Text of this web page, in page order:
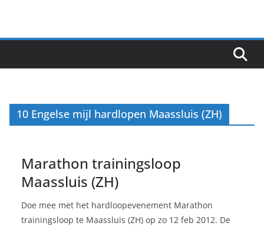
10 Engelse mijl hardlopen Maassluis (ZH)
Marathon trainingsloop
Maassluis (ZH)
Doe mee met het hardloopevenement Marathon
trainingsloop te Maassluis (ZH) op zo 12 feb 2012. De